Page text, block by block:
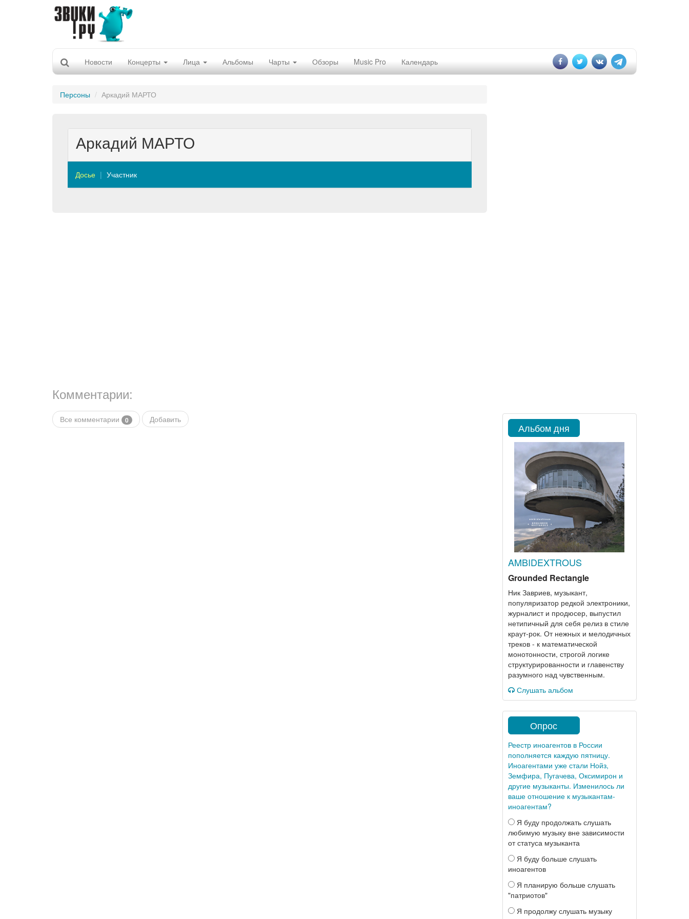
Новости Концерты Лица Альбомы Чарты Обзоры Music Pro Календарь
Персоны Аркадий МАРТО
Аркадий МАРТО
Досье Участник
Комментарии:
Все комментарии 0 Добавить
Альбом дня
AMBIDEXTROUS
Grounded Rectangle
Ник Завриев, музыкант,
популяризатор редкой электроники,
журналист и продюсер, выпустил
нетипичный для себя релиз в стиле
краут-рок. От нежных и мелодичных
треков - к математической
монотонности, строгой логике
структурированности и главенству
разумного над чувственным.
Слушать альбом
Опрос
Реестр иноагентов в России
пополняется каждую пятницу.
Иноагентами уже стали Нойз,
Земфира, Пугачева, Оксимирон и
другие музыканты. Изменилось ли
ваше отношение к музыкантам-
иноагентам?
Я буду продолжать слушать
любимую музыку вне зависимости
от статуса музыканта
Я буду больше слушать
иноагентов
Я планирую больше слушать
"патриотов"
Я продолжу слушать музыку